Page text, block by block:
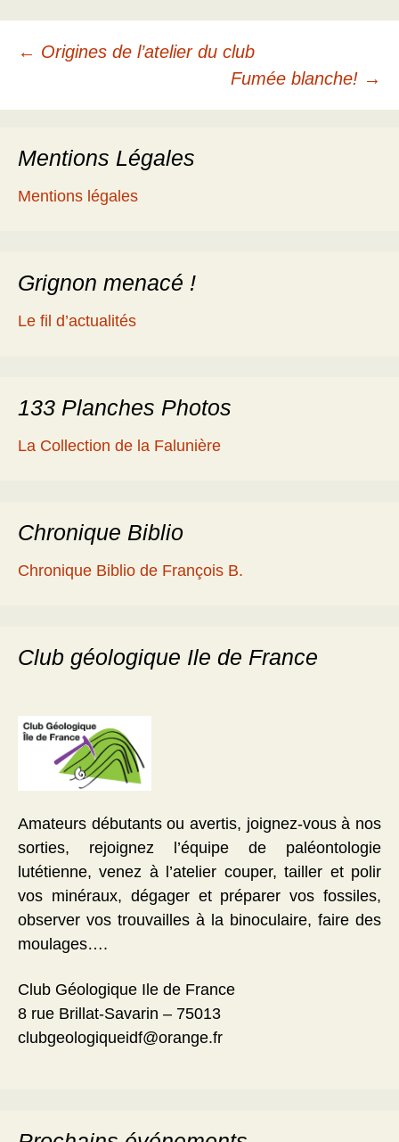
Navigation
des
articles
← Origines de l’atelier du club
Fumée blanche! →
Mentions Légales
Mentions légales
Grignon menacé !
Le fil d’actualités
133 Planches Photos
La Collection de la Falunière
Chronique Biblio
Chronique Biblio de François B.
Club géologique Ile de France
Amateurs débutants ou avertis, joignez-vous à nos
sorties, rejoignez l’équipe de paléontologie
lutétienne, venez à l’atelier couper, tailler et polir
vos minéraux, dégager et préparer vos fossiles,
observer vos trouvailles à la binoculaire, faire des
moulages….
Club Géologique Ile de France
8 rue Brillat-Savarin – 75013
clubgeologiqueidf@orange.fr